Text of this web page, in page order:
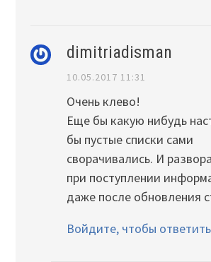
dimitriadisman
10.05.2017 11:31
Очень клево!
Еще бы какую нибудь
бы пустые списки сами
сворачивались. И
при поступлении
даже после обновления
Войдите, чтобы ответить